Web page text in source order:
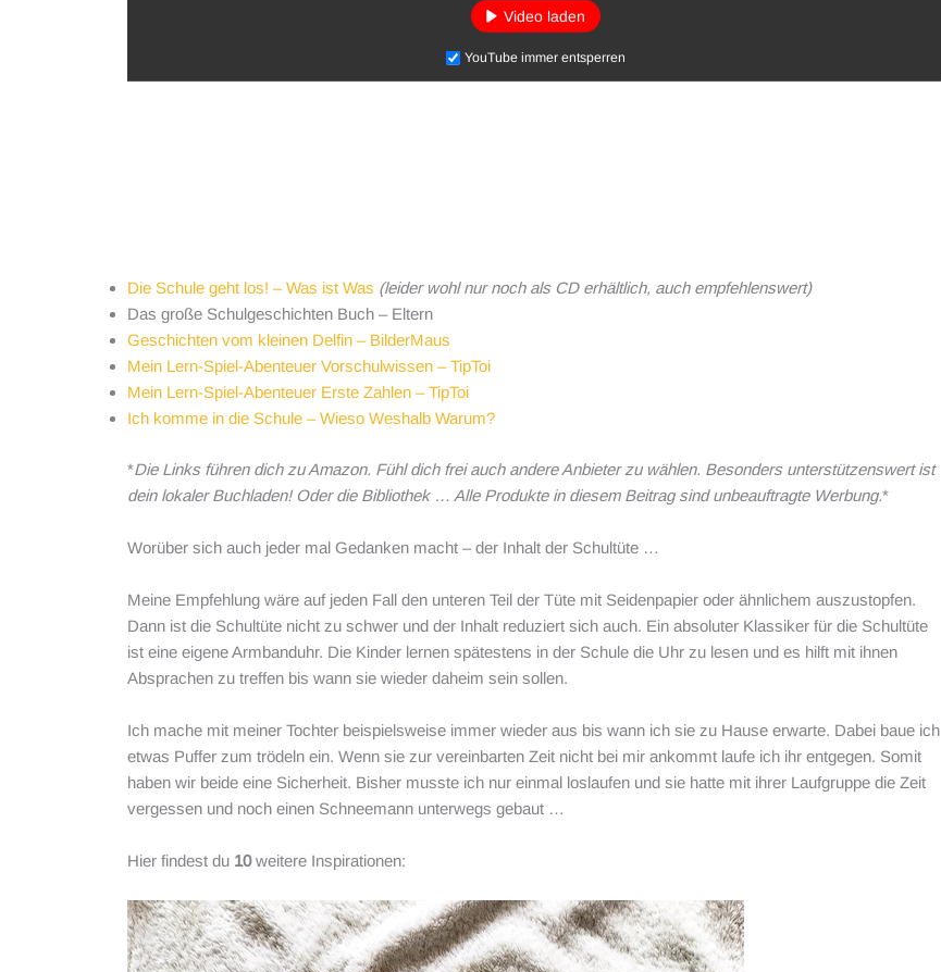
Video laden
YouTube immer entsperren
Die Schule geht los! – Was ist Was (leider wohl nur noch als CD erhältlich, auch empfehlenswert)
Das große Schulgeschichten Buch – Eltern
Geschichten vom kleinen Delfin – BilderMaus
Mein Lern-Spiel-Abenteuer Vorschulwissen – TipToi
Mein Lern-Spiel-Abenteuer Erste Zahlen – TipToi
Ich komme in die Schule – Wieso Weshalb Warum?
*Die Links führen dich zu Amazon. Fühl dich frei auch andere Anbieter zu wählen. Besonders unterstützenswert ist
dein lokaler Buchladen! Oder die Bibliothek … Alle Produkte in diesem Beitrag sind unbeauftragte Werbung.*
Worüber sich auch jeder mal Gedanken macht – der Inhalt der Schultüte …
Meine Empfehlung wäre auf jeden Fall den unteren Teil der Tüte mit Seidenpapier oder ähnlichem auszustopfen.
Dann ist die Schultüte nicht zu schwer und der Inhalt reduziert sich auch. Ein absoluter Klassiker für die Schultüte
ist eine eigene Armbanduhr. Die Kinder lernen spätestens in der Schule die Uhr zu lesen und es hilft mit ihnen
Absprachen zu treffen bis wann sie wieder daheim sein sollen.
Ich mache mit meiner Tochter beispielsweise immer wieder aus bis wann ich sie zu Hause erwarte. Dabei baue ich
etwas Puffer zum trödeln ein. Wenn sie zur vereinbarten Zeit nicht bei mir ankommt laufe ich ihr entgegen. Somit
haben wir beide eine Sicherheit. Bisher musste ich nur einmal loslaufen und sie hatte mit ihrer Laufgruppe die Zeit
vergessen und noch einen Schneemann unterwegs gebaut …
Hier findest du 10weitere Inspirationen: